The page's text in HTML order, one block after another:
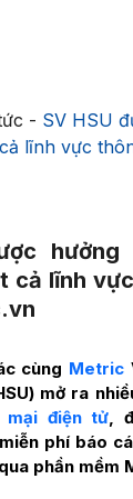
- SV HSU
lĩnh vực
cả lĩnh
cùng Metric
mở ra
mại điện tử,
phí báo
phần mềm